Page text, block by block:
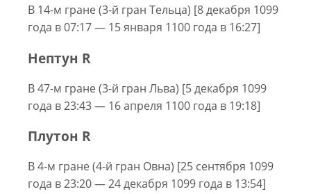
В 14-м гране (3-й гран Тельца) [8 декабря 1099
года в 07:17 — 15 января 1100 года в 16:27]
Нептун R
В 47-м гране (3-й гран Льва) [5 декабря 1099
года в 23:43 — 16 апреля 1100 года в 19:18]
Плутон R
В 4-м гране (4-й гран Овна) [25 сентября 1099
года в 23:20 — 24 декабря 1099 года в 13:54]